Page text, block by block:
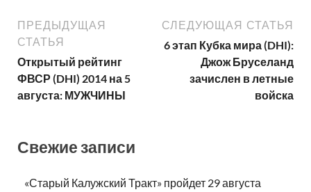
ПРЕДЫДУЩАЯ
СТАТЬЯ
Открытый рейтинг
ФВСР (DHI) 2014 на 5
августа: МУЖЧИНЫ
СЛЕДУЮЩАЯ СТАТЬЯ
6 этап Кубка мира (DHI):
Джож Бруселанд
зачислен в летные
войска
Свежие записи
«Старый Калужский Тракт» пройдет 29 августа